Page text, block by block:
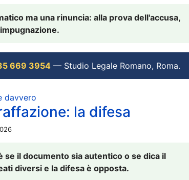
ma una rinuncia: alla prova dell'accusa,
669 3954 — Studio Legale Romano, Roma.
davvero
la difesa
se il documento sia autentico o se dica il
diversi e la difesa è opposta.